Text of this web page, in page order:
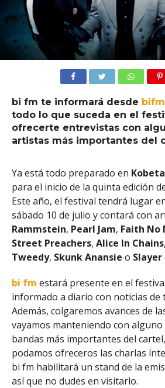
bi fm te informará desde bifm
todo lo que suceda en el
ofrecerte entrevistas con
artistas más importantes del
Ya está todo preparado en
para el inicio de la quinta edición
Este año, el festival tendrá lugar
sábado 10 de julio y contará con
Rammstein, Pearl Jam, Faith No
Street Preachers, Alice In Chains,
Tweedy, Skunk Anansie o Slayer
bi fm estará presente en el
informado a diario con noticias de
Además, colgaremos avances de
vayamos manteniendo con
bandas más importantes del
podamos ofreceros las charlas
bi fm habilitará un stand de la
así que no dudes en visitarlo.